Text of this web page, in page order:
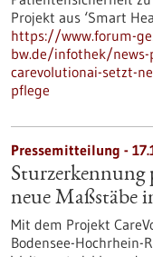
Projekt aus ‘Smart
https://www.forum-
bw.de/infothek/
carevolutionai-setzt-
pflege
Pressemitteilung -
neue Maßstäbe
Mit dem Projekt
Bodensee-Hochrhein-